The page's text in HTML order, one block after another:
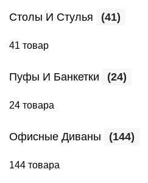
Столы И Стулья (41)
41 товар
Пуфы И Банкетки (24)
24 товара
Офисные Диваны (144)
144 товара